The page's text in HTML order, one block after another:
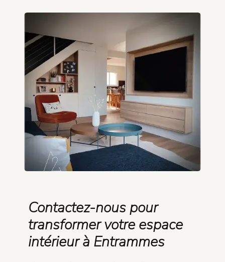
Contactez-nous pour
transformer votre espace
intérieur à Entrammes